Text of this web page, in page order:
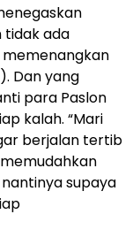
tidak ada
Dan yang
para Paslon
kalah. “Mari
berjalan tertib
supaya